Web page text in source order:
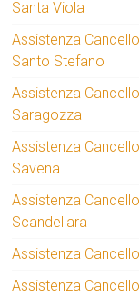
Santa Viola
Assistenza
Santo Stefano
Assistenza
Saragozza
Assistenza
Savena
Assistenza
Scandellara
Assistenza
Assistenza